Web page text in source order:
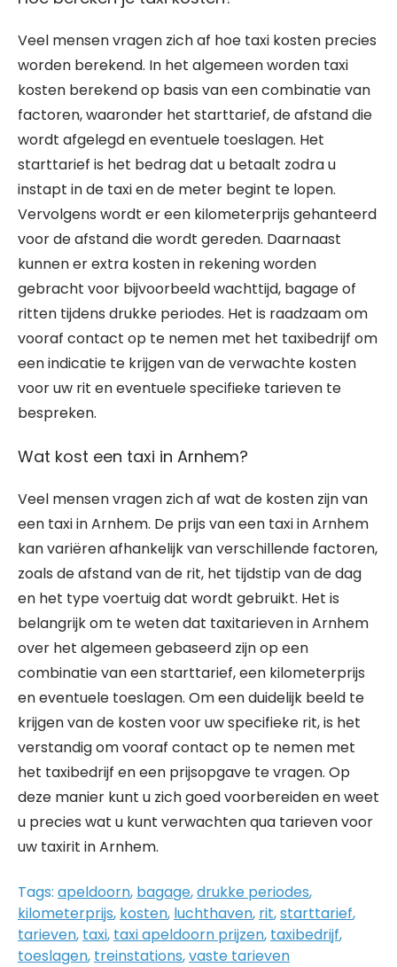
Veel mensen vragen zich af hoe taxi kosten precies
worden berekend. In het algemeen worden taxi
kosten berekend op basis van een combinatie van
factoren, waaronder het starttarief, de afstand die
wordt afgelegd en eventuele toeslagen. Het
starttarief is het bedrag dat u betaalt zodra u
instapt in de taxi en de meter begint te lopen.
Vervolgens wordt er een kilometerprijs gehanteerd
voor de afstand die wordt gereden. Daarnaast
kunnen er extra kosten in rekening worden
gebracht voor bijvoorbeeld wachttijd, bagage of
ritten tijdens drukke periodes. Het is raadzaam om
vooraf contact op te nemen met het taxibedrijf om
een indicatie te krijgen van de verwachte kosten
voor uw rit en eventuele specifieke tarieven te
bespreken.
Wat kost een taxi in Arnhem?
Veel mensen vragen zich af wat de kosten zijn van
een taxi in Arnhem. De prijs van een taxi in Arnhem
kan variëren afhankelijk van verschillende factoren,
zoals de afstand van de rit, het tijdstip van de dag
en het type voertuig dat wordt gebruikt. Het is
belangrijk om te weten dat taxitarieven in Arnhem
over het algemeen gebaseerd zijn op een
combinatie van een starttarief, een kilometerprijs
en eventuele toeslagen. Om een duidelijk beeld te
krijgen van de kosten voor uw specifieke rit, is het
verstandig om vooraf contact op te nemen met
het taxibedrijf en een prijsopgave te vragen. Op
deze manier kunt u zich goed voorbereiden en weet
u precies wat u kunt verwachten qua tarieven voor
uw taxirit in Arnhem.
Tags: apeldoorn, bagage,drukke periodes,
kilometerprijs, kosten, luchthaven, rit,starttarief,
tarieven, taxi, taxi apeldoorn prijzen, taxibedrijf,
toeslagen, treinstations,vaste tarieven